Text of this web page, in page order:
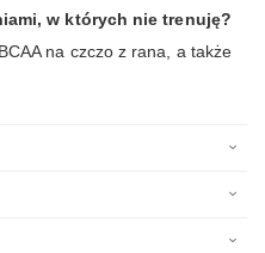
w których nie trenuję?
na czczo z rana, a także